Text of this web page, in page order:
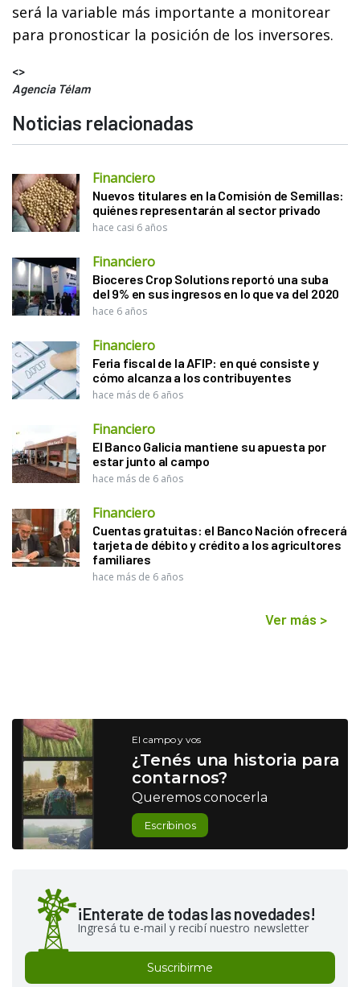
será la variable más importante a monitorear
para pronosticar la posición de los inversores.
<>
Agencia Télam
Noticias relacionadas
Financiero
Nuevos titulares en la Comisión de Semillas:
quiénes representarán al sector privado
hace casi 6 años
Financiero
Bioceres Crop Solutions reportó una suba
del 9% en sus ingresos en lo que va del 2020
hace 6 años
Financiero
Feria fiscal de la AFIP: en qué consiste y
cómo alcanza a los contribuyentes
hace más de 6 años
Financiero
El Banco Galicia mantiene su apuesta por
estar junto al campo
hace más de 6 años
Financiero
Cuentas gratuitas: el Banco Nación ofrecerá
tarjeta de débito y crédito a los agricultores
familiares
hace más de 6 años
Ver más >
El campo y vos
¿Tenés una historia para
contarnos?
Queremos conocerla
Escribinos
¡Enterate de todas las novedades!
Ingresá tu e-mail y recibí nuestro newsletter
Suscribirme